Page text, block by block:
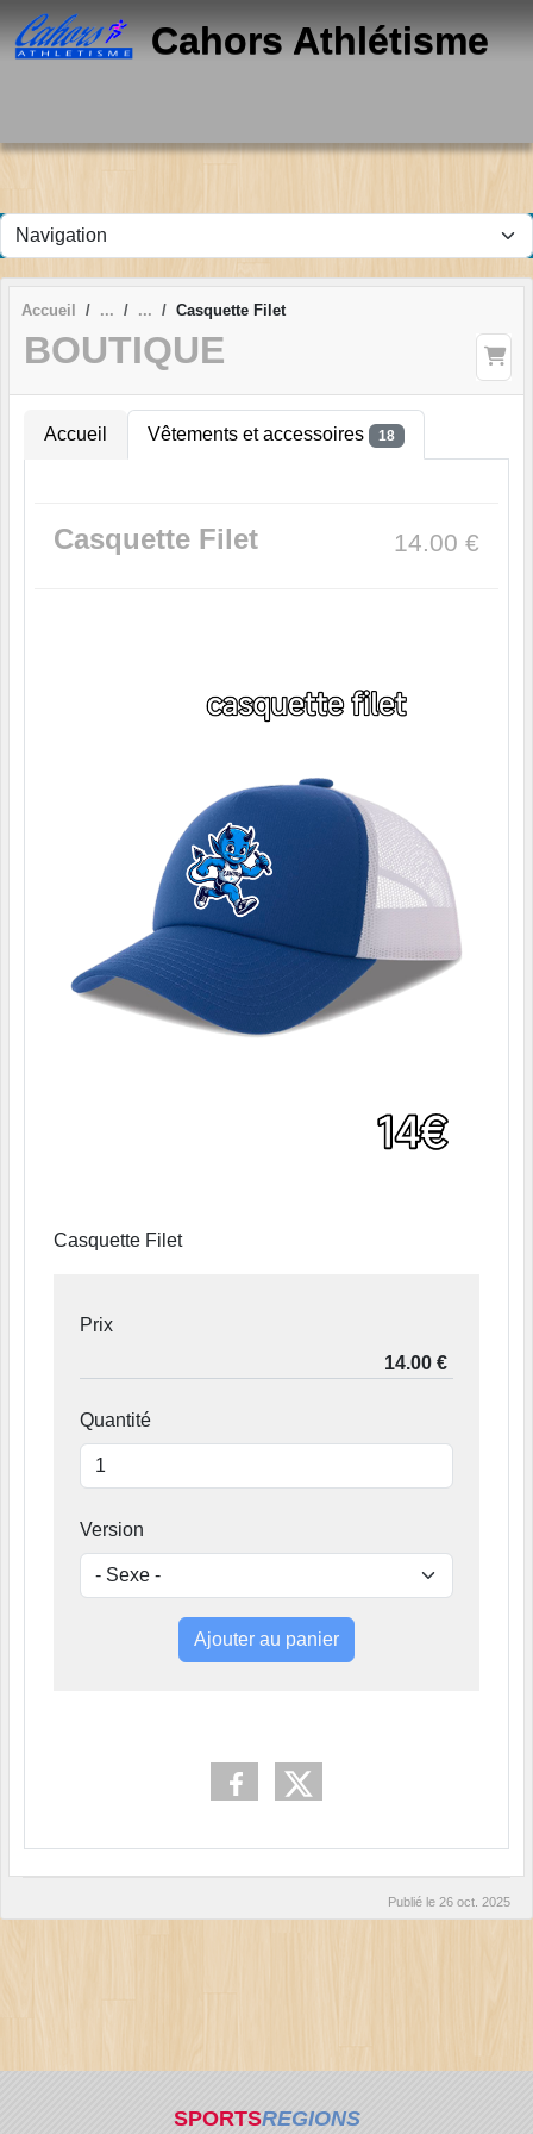
Cahors Athlétisme
Accueil Casquette Filet
BOUTIQUE
Accueil Vêtements et accessoires 18
Casquette Filet 14.00 €
Casquette Filet
Prix
Quantité
Version
Ajouter au panier
Publié le 26 oct. 2025
SPORTSREGIONS
Panneau de gestion des cookies